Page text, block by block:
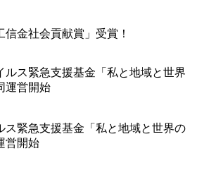
信金社会貢献賞」受賞！
ス緊急支援基金「私と地域と世界の
営開始